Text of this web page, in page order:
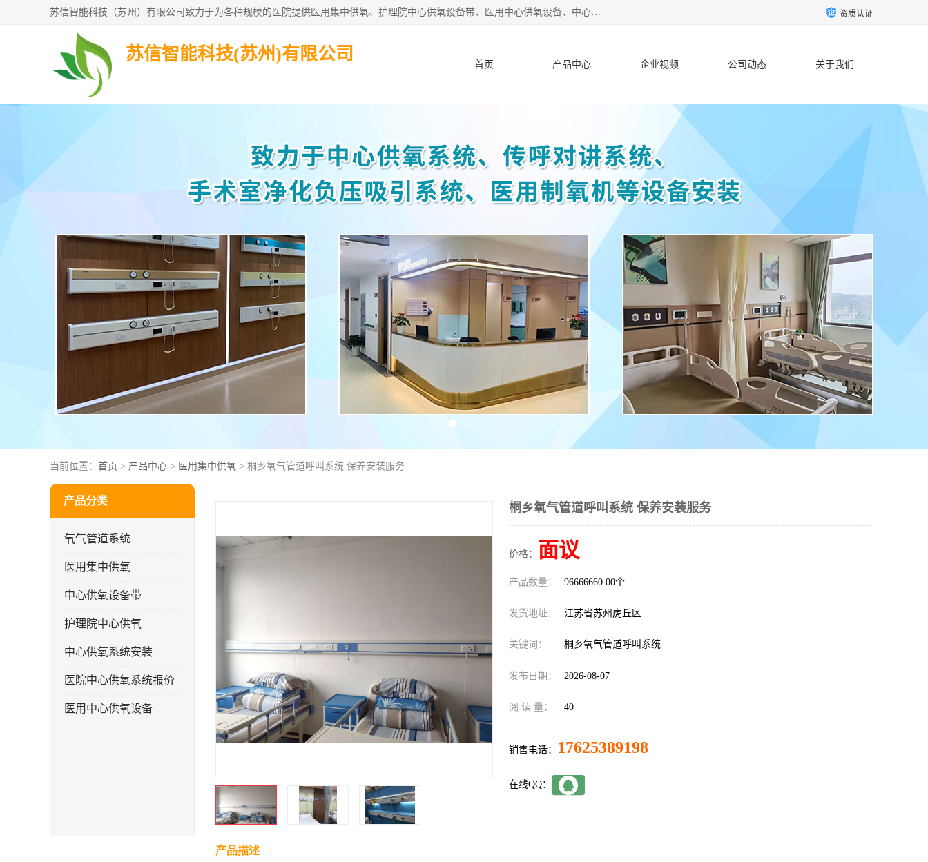
苏信智能科技（苏州）有限公司致力于为各种规模的医院提供医用集中供氧、护理院中心供氧设备带、医用中心供氧设备、中心供氧系统安装、医院中心供氧系统报价等“一条龙”服务。 资质认证
苏信智能科技(苏州)有限公司
首页 产品中心 企业视频 公司动态 关于我们
当前位置： 首页 > 产品中心 > 医用集中供氧 > 桐乡氧气管道呼叫系统 保养安装服务
产品分类
氧气管道系统
医用集中供氧
中心供氧设备带
护理院中心供氧
中心供氧系统安装
医院中心供氧系统报价
医用中心供氧设备
桐乡氧气管道呼叫系统 保养安装服务
价格： 面议
产品数量： 96666660.00个
发货地址： 江苏省苏州虎丘区
关键词： 桐乡氧气管道呼叫系统
发布日期： 2026-08-07
阅 读 量： 40
销售电话： 17625389198
在线QQ：
产品描述